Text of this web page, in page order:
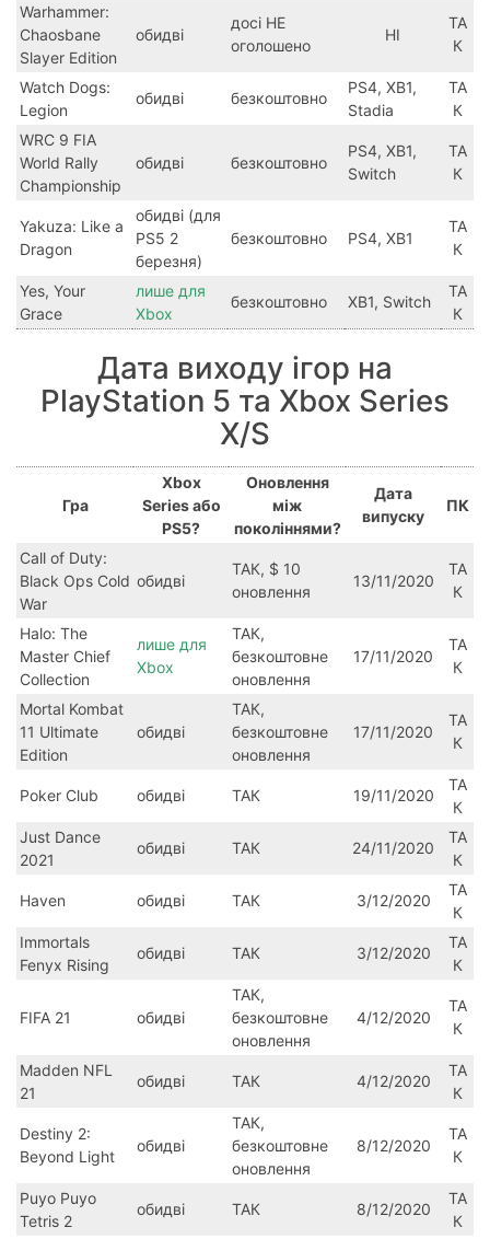
Warhammer:
Chaosbane
Slayer Edition
обидві
досі НЕ
оголошено
НІ
ТА
К
Watch Dogs:
Legion
обидві безкоштовно
PS4, XB1,
Stadia
ТА
К
WRC 9 FIA
World Rally
Championship
обидві безкоштовно
PS4, XB1,
Switch
ТА
К
Yakuza: Like a
Dragon
обидві (для
PS5 2
березня)
безкоштовно PS4, XB1
ТА
К
Yes, Your
Grace
лише для
Xbox
безкоштовно XB1, Switch
ТА
К
Дата виходу ігор на
PlayStation 5 та Xbox Series
X/S
Гра
Xbox
Series або
PS5?
Оновлення
між
поколіннями?
Дата
випуску
ПК
Call of Duty:
Black Ops Cold
War
обидві
ТАК, $ 10
оновлення
13/11/2020
ТА
К
Halo: The
Master Chief
Collection
лише для
Xbox
ТАК,
безкоштовне
оновлення
17/11/2020
ТА
К
Mortal Kombat
11 Ultimate
Edition
обидві
ТАК,
безкоштовне
оновлення
17/11/2020
ТА
К
Poker Club обидві ТАК 19/11/2020
ТА
К
Just Dance
2021
обидві ТАК 24/11/2020
ТА
К
Haven обидві ТАК 3/12/2020
ТА
К
Immortals
Fenyx Rising
обидві ТАК 3/12/2020
ТА
К
FIFA 21 обидві
ТАК,
безкоштовне
оновлення
4/12/2020
ТА
К
Madden NFL
21
обидві ТАК 4/12/2020
ТА
К
Destiny 2:
Beyond Light
обидві
ТАК,
безкоштовне
оновлення
8/12/2020
ТА
К
Puyo Puyo
Tetris 2
обидві ТАК 8/12/2020
ТА
К